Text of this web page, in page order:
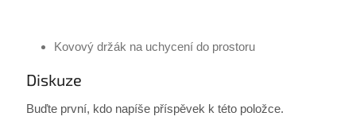
Kovový držák na uchycení do prostoru
Diskuze
Buďte první, kdo napíše příspěvek k této položce.